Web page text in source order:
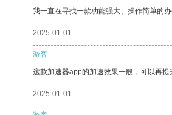
我一直在寻找一款功能强大、操作简单的
2025-01-01
游客
这款加速器app的加速效果一般，可以再提
2025-01-01